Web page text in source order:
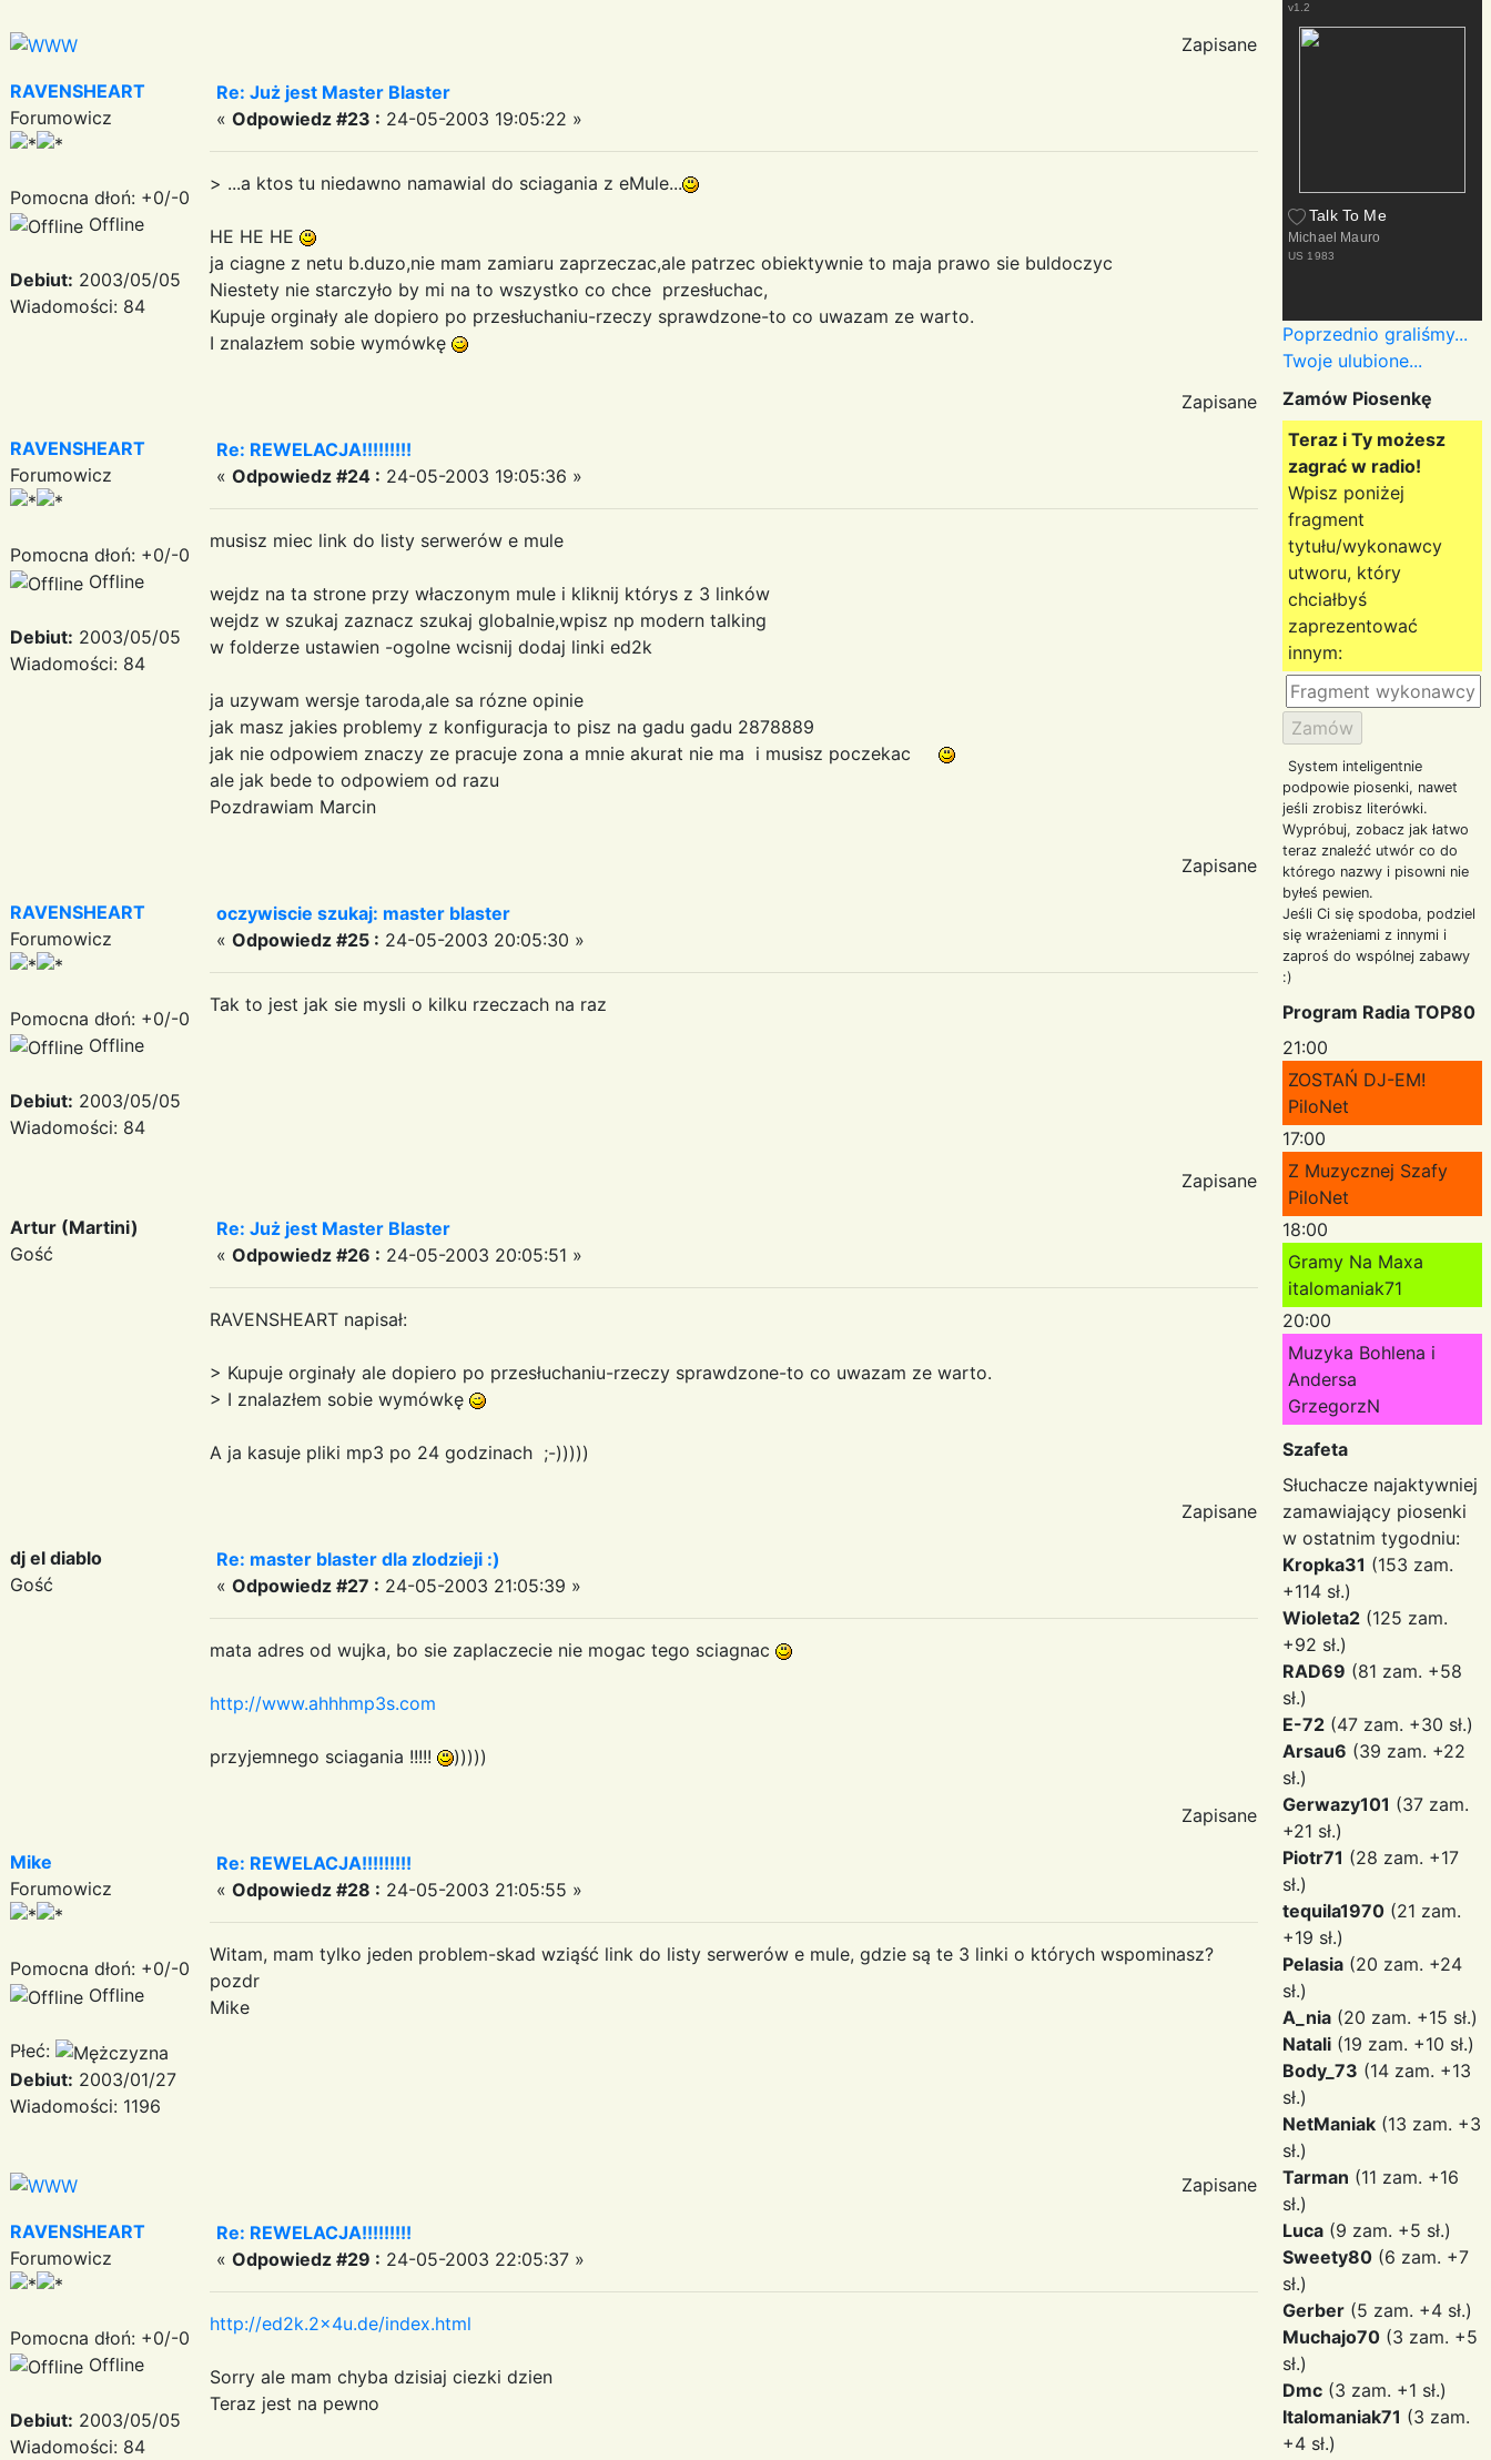
Zapisane
RAVENSHEART
Forumowicz
Pomocna dłoń: +0/-0
Offline
Debiut: 2003/05/05
Wiadomości: 84
Re: Już jest Master Blaster
« Odpowiedz #23 : 24-05-2003 19:05:22 »
> ...a ktos tu niedawno namawial do sciagania z eMule...
HE HE HE
ja ciagne z netu b.duzo,nie mam zamiaru zaprzeczac,ale patrzec obiektywnie to maja prawo sie buldoczyc
Niestety nie starczyło by mi na to wszystko co chce przesłuchac,
Kupuje orginały ale dopiero po przesłuchaniu-rzeczy sprawdzone-to co uwazam ze warto.
I znalazłem sobie wymówkę
Zapisane
RAVENSHEART
Forumowicz
Pomocna dłoń: +0/-0
Offline
Debiut: 2003/05/05
Wiadomości: 84
Re: REWELACJA!!!!!!!!!
« Odpowiedz #24 : 24-05-2003 19:05:36 »
musisz miec link do listy serwerów e mule
wejdz na ta strone przy właczonym mule i kliknij którys z 3 linków
wejdz w szukaj zaznacz szukaj globalnie,wpisz np modern talking
w folderze ustawien -ogolne wcisnij dodaj linki ed2k
ja uzywam wersje taroda,ale sa rózne opinie
jak masz jakies problemy z konfiguracja to pisz na gadu gadu 2878889
jak nie odpowiem znaczy ze pracuje zona a mnie akurat nie ma i musisz poczekac
ale jak bede to odpowiem od razu
Pozdrawiam Marcin
Zapisane
RAVENSHEART
Forumowicz
Pomocna dłoń: +0/-0
Offline
Debiut: 2003/05/05
Wiadomości: 84
oczywiscie szukaj: master blaster
« Odpowiedz #25 : 24-05-2003 20:05:30 »
Tak to jest jak sie mysli o kilku rzeczach na raz
Zapisane
Artur (Martini)
Gość
Re: Już jest Master Blaster
« Odpowiedz #26 : 24-05-2003 20:05:51 »
RAVENSHEART napisał:
> Kupuje orginały ale dopiero po przesłuchaniu-rzeczy sprawdzone-to co uwazam ze warto.
> I znalazłem sobie wymówkę
A ja kasuje pliki mp3 po 24 godzinach ;-)))))
Zapisane
dj el diablo
Gość
Re: master blaster dla zlodzieji :)
« Odpowiedz #27 : 24-05-2003 21:05:39 »
mata adres od wujka, bo sie zaplaczecie nie mogac tego sciagnac
http://www.ahhhmp3s.com
przyjemnego sciagania !!!!! )))))
Zapisane
Mike
Forumowicz
Pomocna dłoń: +0/-0
Offline
Płeć:
Debiut: 2003/01/27
Wiadomości: 1196
Re: REWELACJA!!!!!!!!!
« Odpowiedz #28 : 24-05-2003 21:05:55 »
Witam, mam tylko jeden problem-skad wziąść link do listy serwerów e mule, gdzie są te 3 linki o których wspominasz?
pozdr
Mike
Zapisane
RAVENSHEART
Forumowicz
Pomocna dłoń: +0/-0
Offline
Debiut: 2003/05/05
Wiadomości: 84
Re: REWELACJA!!!!!!!!!
« Odpowiedz #29 : 24-05-2003 22:05:37 »
http://ed2k.2x4u.de/index.html
Sorry ale mam chyba dzisiaj ciezki dzien
Teraz jest na pewno
v1.2
Talk To Me
Michael Mauro
US 1983
Poprzednio graliśmy...
Twoje ulubione...
Zamów Piosenkę
Teraz i Ty możesz
zagrać w radio!
Wpisz poniżej
fragment
tytułu/wykonawcy
utworu, który
chciałbyś
zaprezentować
innym:
System inteligentnie
podpowie piosenki, nawet
jeśli zrobisz literówki.
Wypróbuj, zobacz jak łatwo
teraz znaleźć utwór co do
którego nazwy i pisowni nie
byłeś pewien.
Jeśli Ci się spodoba, podziel
się wrażeniami z innymi i
zaproś do wspólnej zabawy
:)
Program Radia TOP80
21:00
ZOSTAŃ DJ-EM!
PiloNet
17:00
Z Muzycznej Szafy
PiloNet
18:00
Gramy Na Maxa
italomaniak71
20:00
Muzyka Bohlena i
Andersa
GrzegorzN
Szafeta
Słuchacze najaktywniej
zamawiający piosenki
w ostatnim tygodniu:
Kropka31 (153 zam.
+114 sł.)
Wioleta2 (125 zam.
+92 sł.)
RAD69 (81 zam. +58
sł.)
E-72 (47 zam. +30 sł.)
Arsau6 (39 zam. +22
sł.)
Gerwazy101 (37 zam.
+21 sł.)
Piotr71 (28 zam. +17
sł.)
tequila1970 (21 zam.
+19 sł.)
Pelasia (20 zam. +24
sł.)
A_nia (20 zam. +15 sł.)
Natali (19 zam. +10 sł.)
Body_73 (14 zam. +13
sł.)
NetManiak (13 zam. +3
sł.)
Tarman (11 zam. +16
sł.)
Luca (9 zam. +5 sł.)
Sweety80 (6 zam. +7
sł.)
Gerber (5 zam. +4 sł.)
Muchajo70 (3 zam. +5
sł.)
Dmc (3 zam. +1 sł.)
Italomaniak71 (3 zam.
+4 sł.)